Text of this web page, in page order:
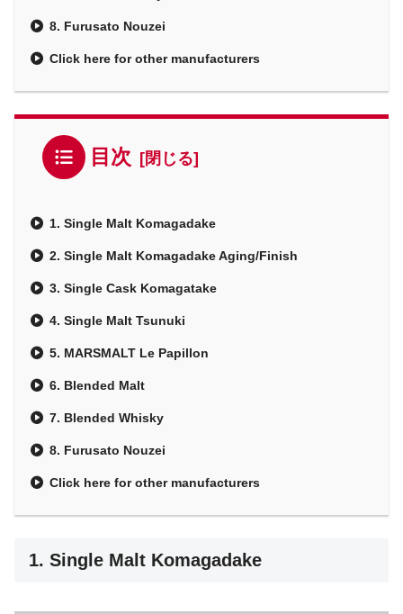
8. Furusato Nouzei
Click here for other manufacturers
目次
1. Single Malt Komagadake
2. Single Malt Komagadake Aging/Finish
3. Single Cask Komagatake
4. Single Malt Tsunuki
5. MARSMALT Le Papillon
6. Blended Malt
7. Blended Whisky
8. Furusato Nouzei
Click here for other manufacturers
1. Single Malt Komagadake